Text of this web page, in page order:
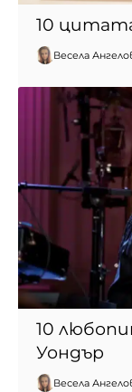
10
Весела
10
Уондър
Весела